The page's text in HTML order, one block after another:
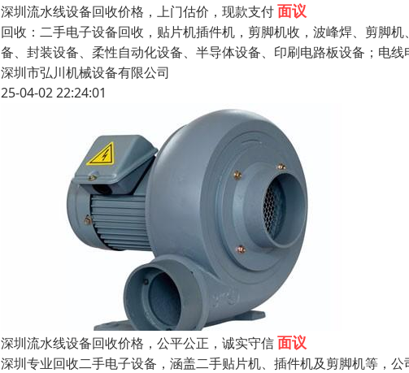
深圳流水线设备回收价格，上门估价，现款支付面议
回收：二手电子设备回收，贴片机插件机，剪脚机收，波峰焊、剪脚
备、封装设备、柔性自动化设备、半导体设备、印刷电路板设备；电
深圳市弘川机械设备有限公司
25-04-02 22:24:01
深圳流水线设备回收价格，公平公正，诚实守信面议
深圳专业回收二手电子设备，涵盖二手贴片机、插件机及剪脚机等，